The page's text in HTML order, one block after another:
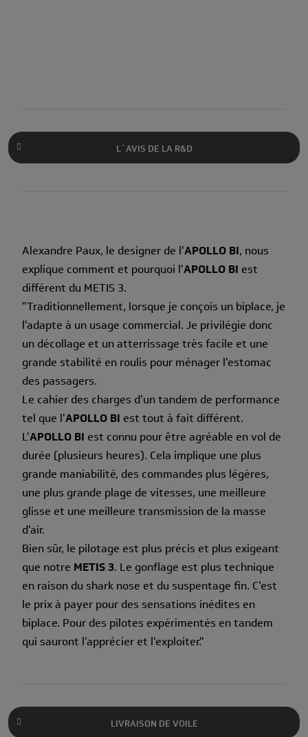
L´AVIS DE LA R&D
Alexandre Paux, le designer de l'APOLLO BI, nous
explique comment et pourquoi l'APOLLO BI est
différent du METIS 3.
"Traditionnellement, lorsque je conçois un biplace, je
l'adapte à un usage commercial. Je privilégie donc
un décollage et un atterrissage très facile et une
grande stabilité en roulis pour ménager l'estomac
des passagers.
Le cahier des charges d'un tandem de performance
tel que l'APOLLO BI est tout à fait différent.
L'APOLLO BI est connu pour être agréable en vol de
durée (plusieurs heures). Cela implique une plus
grande maniabilité, des commandes plus légères,
une plus grande plage de vitesses, une meilleure
glisse et une meilleure transmission de la masse
d'air.
Bien sûr, le pilotage est plus précis et plus exigeant
que notre METIS 3. Le gonflage est plus technique
en raison du shark nose et du suspentage fin. C'est
le prix à payer pour des sensations inédites en
biplace. Pour des pilotes expérimentés en tandem
qui sauront l'apprécier et l'exploiter."
LIVRAISON DE VOILE